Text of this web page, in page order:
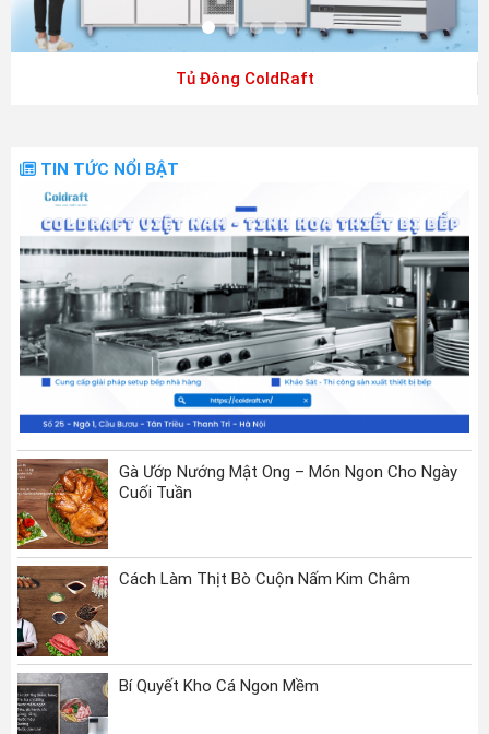
Tủ Mát ColdRaft
TIN TỨC NỔI BẬT
Gà Ướp Nướng Mật Ong – Món Ngon Cho Ngày
Cuối Tuần
Cách Làm Thịt Bò Cuộn Nấm Kim Châm
Bí Quyết Kho Cá Ngon Mềm